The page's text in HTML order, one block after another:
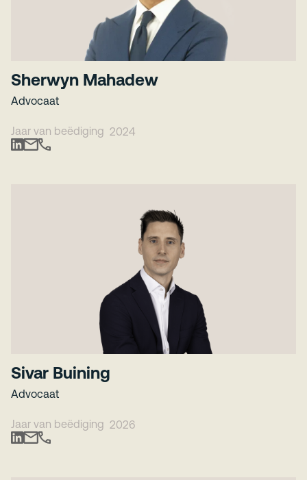
Sherwyn Mahadew
Advocaat
Jaar van beëdiging 2024
Sivar Buining
Advocaat
Jaar van beëdiging 2026